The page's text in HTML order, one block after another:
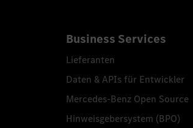
Business Services
Lieferanten
Daten & APIs für Entwickler
Mercedes-Benz Open Source
Hinweisgebersystem (BPO)